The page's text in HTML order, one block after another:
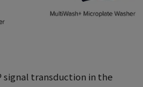
signal transduction in the